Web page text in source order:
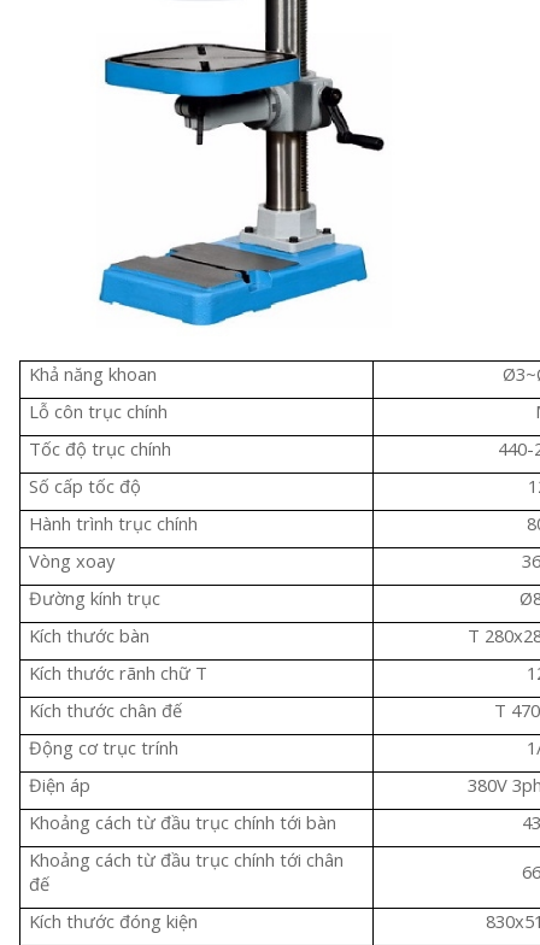
Khả năng khoan
Lỗ côn trục chính
Tốc độ trục chính
440-
Số cấp tốc độ
Hành trình trục chính
Vòng xoay
Đường kính trục
Kích thước bàn
T
Kích thước rãnh chữ T
Kích thước chân đế
T
Động cơ trục trính
Điện áp
380V
Khoảng cách từ đầu trục chính tới bàn
Khoảng cách từ đầu trục chính tới chân
đế
Kích thước đóng kiện